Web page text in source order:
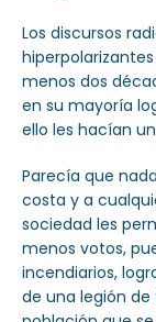
Los discursos
menos dos
en su mayoría
ello les hacían
Parecía que
costa y a
sociedad les
menos votos,
incendiarios,
de una legión